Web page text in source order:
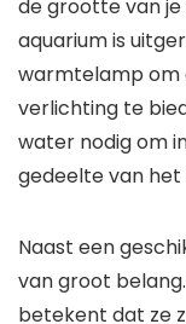
de grootte van
aquarium is
warmtelamp om
verlichting te
water nodig om
gedeelte van het
Naast een
van groot
betekent dat ze